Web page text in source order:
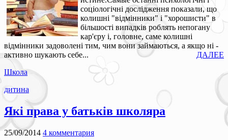
соціологічні дослідження показали, що
колишні "відмінники" і "хорошисти" в
більшості випадків роблять непогану
кар'єру і, головне, саме колишні
відмінники задоволені тим, чим вони займаються, а якщо ні -
активно шукають себе...
ДАЛЕЕ
Школа
дитина
Які права у батьків школяра
25/09/2014 4 комментария